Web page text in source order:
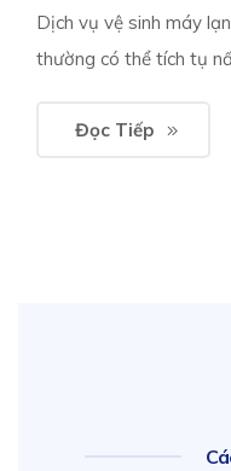
Dịch vụ vệ sinh máy
thường có thể tích tụ
Đọc Tiếp